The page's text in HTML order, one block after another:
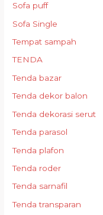
Sofa puff
Sofa Single
Tempat sampah
TENDA
Tenda bazar
Tenda dekor balon
Tenda dekorasi serut
Tenda parasol
Tenda plafon
Tenda roder
Tenda sarnafil
Tenda transparan